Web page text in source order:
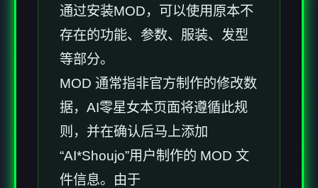
通过安装MOD，可以使用原本不
存在的功能、参数、服装、发型
等部分。
MOD 通常指非官方制作的修改数
据，AI零星女本页面将遵循此规
则，并在确认后马上添加
“AI*Shoujo”用户制作的 MOD 文
件信息。由于